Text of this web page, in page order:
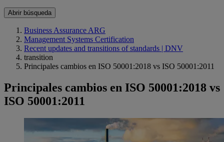
Abrir búsqueda
Business Assurance ARG
Management Systems Certification
Recent updates and transitions of standards | DNV
transition
Principales cambios en ISO 50001:2018 vs ISO 50001:2011
Principales cambios en ISO 50001:2018 vs
ISO 50001:2011